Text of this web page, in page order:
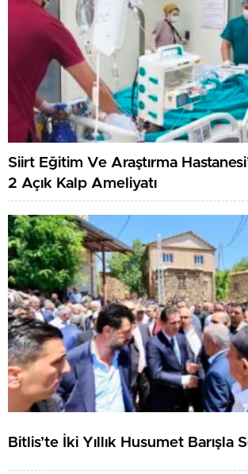
Siirt Eğitim Ve Araştırma
2 Açık Kalp Ameliyatı
Bitlis’te İki Yıllık Husumet Barışla